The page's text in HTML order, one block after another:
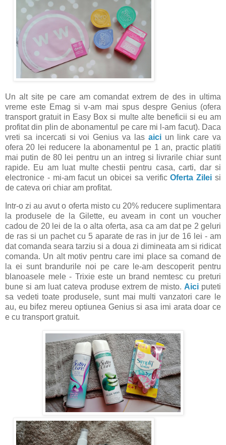
Un alt site pe care am comandat extrem de des in ultima
vreme este Emag si v-am mai spus despre Genius (ofera
transport gratuit in Easy Box si multe alte beneficii si eu am
profitat din plin de abonamentul pe care mi l-am facut). Daca
vreti sa incercati si voi Genius va las aiciun link care va
ofera 20 lei reducere la abonamentul pe 1 an, practic platiti
mai putin de 80 lei pentru un an intreg si livrarile chiar sunt
rapide. Eu am luat multe chestii pentru casa, carti, dar si
electronice - mi-am facut un obicei sa verificOferta Zilei si
de cateva ori chiar am profitat.
Intr-o zi au avut o oferta misto cu 20% reducere suplimentara
la produsele de la Gilette, eu aveam in cont un voucher
cadou de 20 lei de la o alta oferta, asa ca am dat pe 2 geluri
de ras si un pachet cu 5 aparate de ras in jur de 16 lei - am
dat comanda seara tarziu si a doua zi dimineata am si ridicat
comanda. Un alt motiv pentru care imi place sa comand de
la ei sunt brandurile noi pe care le-am descoperit pentru
blanoasele mele - Trixie este un brand nemtesc cu preturi
bune si am luat cateva produse extrem de misto. Aiciputeti
sa vedeti toate produsele, sunt mai multi vanzatori care le
au, eu bifez mereu optiunea Genius si asa imi arata doar ce
e cu transport gratuit.